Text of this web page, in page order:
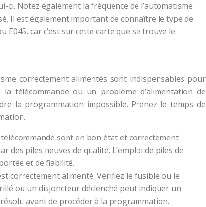
Notez également la fréquence de l’automatisme
Il est également important de connaître le type de
E045, car c’est sur cette carte que se trouve le
correctement alimentés sont indispensables pour
télécommande ou un problème d’alimentation de
la programmation impossible. Prenez le temps de
sont en bon état et correctement
des piles neuves de qualité. L’emploi de piles de
et de fiabilité.
correctement alimenté. Vérifiez le fusible ou le
ou un disjoncteur déclenché peut indiquer un
avant de procéder à la programmation.